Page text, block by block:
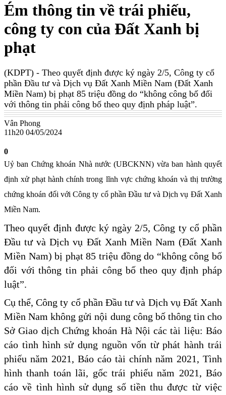
Ém thông tin về trái phiếu,
công ty con của Đất Xanh bị
phạt
(KDPT) - Theo quyết định được ký ngày 2/5, Công ty cổ
phần Đầu tư và Dịch vụ Đất Xanh Miền Nam (Đất Xanh
Miền Nam) bị phạt 85 triệu đồng do “không công bố đối
với thông tin phải công bố theo quy định pháp luật”.
Vân Phong
11h20 04/05/2024
0
Uỷ ban Chứng khoán Nhà nước (UBCKNN) vừa ban hành quyết
định xử phạt hành chính trong lĩnh vực chứng khoán và thị trường
chứng khoán đối với Công ty cổ phần Đầu tư và Dịch vụ Đất Xanh
Miền Nam.
Theo quyết định được ký ngày 2/5, Công ty cổ phần
Đầu tư và Dịch vụ Đất Xanh Miền Nam (Đất Xanh
Miền Nam) bị phạt 85 triệu đồng do “không công bố
đối với thông tin phải công bố theo quy định pháp
luật”.
Cụ thể, Công ty cổ phần Đầu tư và Dịch vụ Đất Xanh
Miền Nam không gửi nội dung công bố thông tin cho
Sở Giao dịch Chứng khoán Hà Nội các tài liệu: Báo
cáo tình hình sử dụng nguồn vốn từ phát hành trái
phiếu năm 2021, Báo cáo tài chính năm 2021, Tình
hình thanh toán lãi, gốc trái phiếu năm 2021, Báo
cáo về tình hình sử dụng số tiền thu được từ việc